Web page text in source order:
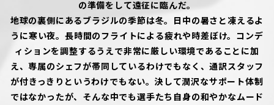
の準備をして遠征に臨んだ。
地球の裏側にあるブラジルの季節は冬。日中の暑さと凍えるよ
うに寒い夜。長時間のフライトによる疲れや時差ぼけ。コンデ
ィションを調整するうえで非常に厳しい環境であることに加
え、専属のシェフが帯同しているわけでもなく、通訳スタッフ
が付きっきりというわけでもない。決して潤沢なサポート体制
ではなかったが、そんな中でも選手たち自身の和やかなムード